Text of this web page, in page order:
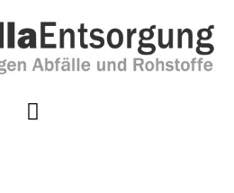
Toggle